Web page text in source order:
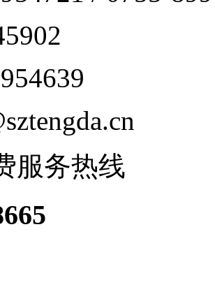
服务热线